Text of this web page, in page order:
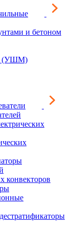
и бетоном
(УШМ)
конвекторов